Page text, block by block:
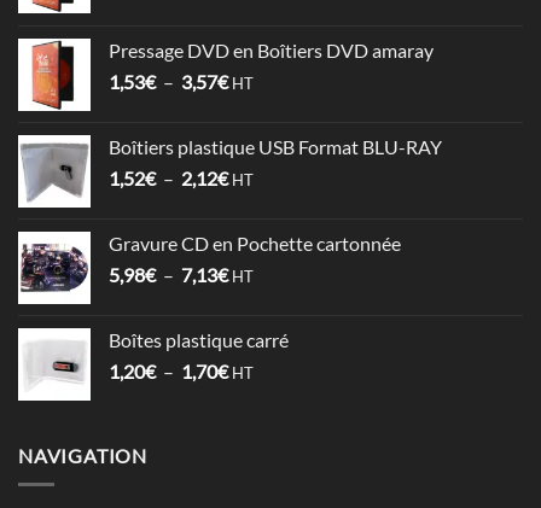
6,78€
à
Pressage DVD en Boîtiers DVD amaray
1,53€ – 3,57€Plage
1,53€
à
HT
Boîtiers plastique USB Format BLU-RAY
1,52€ – 2,12€Plage
1,52€
à
HT
Gravure CD en Pochette cartonnée
5,98€ – 7,13€Plage
5,98€
à
HT
Boîtes plastique carré
1,20€ – 1,70€Plage
HT
NAVIGATION